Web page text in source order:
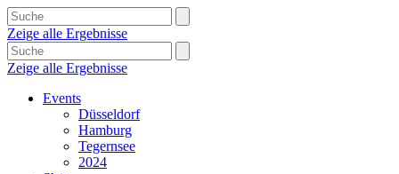
Zeige alle Ergebnisse
Zeige alle Ergebnisse
Events
Düsseldorf
Hamburg
Tegernsee
2024